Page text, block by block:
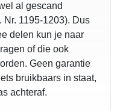
al gescand
Nr. 1195-1203). Dus
delen kun je naar
of die ook
Geen garantie
bruikbaars in staat,
achteraf.